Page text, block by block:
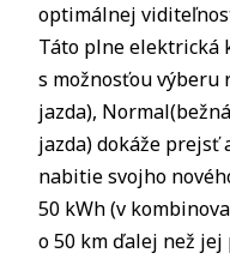
optimálnej
Táto plne elektrická
s možnosťou výberu
jazda),
jazda) dokáže prejsť
nabitie svojho
50 kWh (v
o 50 km ďalej než